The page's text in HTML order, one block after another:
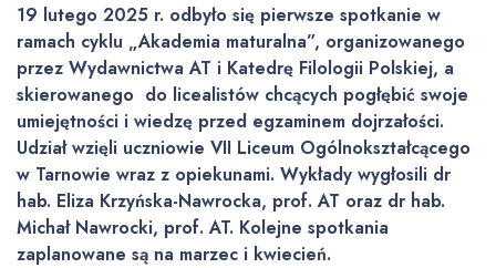
19 lutego 2025 r. odbyło się pierwsze spotkanie w
ramach cyklu „Akademia maturalna”, organizowanego
przez Wydawnictwa AT i Katedrę Filologii Polskiej, a
skierowanego do licealistów chcących pogłębić swoje
umiejętności i wiedzę przed egzaminem dojrzałości.
Udział wzięli uczniowie VII Liceum Ogólnokształcącego
w Tarnowie wraz z opiekunami. Wykłady wygłosili dr
hab. Eliza Krzyńska-Nawrocka, prof. AT oraz dr hab.
Michał Nawrocki, prof. AT. Kolejne spotkania
zaplanowane są na marzec i kwiecień.